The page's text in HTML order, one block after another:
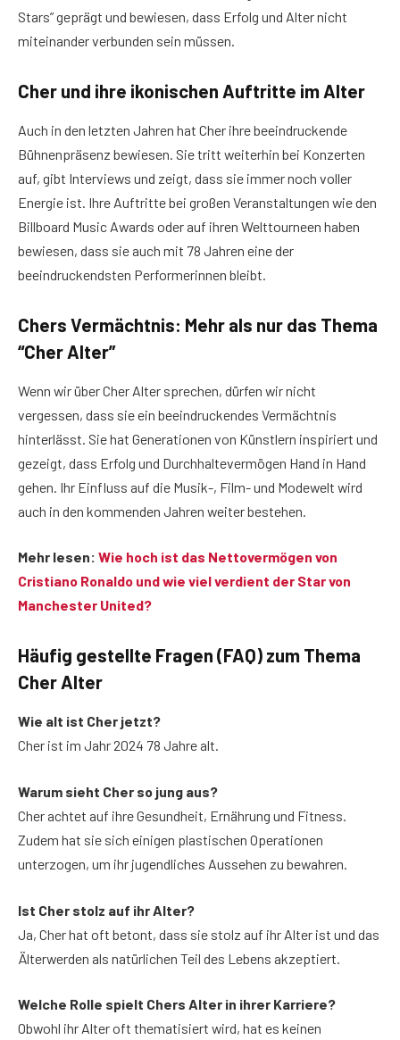
Stars” geprägt und bewiesen, dass Erfolg und Alter nicht
miteinander verbunden sein müssen.
Cher und ihre ikonischen Auftritte im Alter
Auch in den letzten Jahren hat Cher ihre beeindruckende
Bühnenpräsenz bewiesen. Sie tritt weiterhin bei Konzerten
auf, gibt Interviews und zeigt, dass sie immer noch voller
Energie ist. Ihre Auftritte bei großen Veranstaltungen wie den
Billboard Music Awards oder auf ihren Welttourneen haben
bewiesen, dass sie auch mit 78 Jahren eine der
beeindruckendsten Performerinnen bleibt.
Chers Vermächtnis: Mehr als nur das Thema
“Cher Alter”
Wenn wir über Cher Alter sprechen, dürfen wir nicht
vergessen, dass sie ein beeindruckendes Vermächtnis
hinterlässt. Sie hat Generationen von Künstlern inspiriert und
gezeigt, dass Erfolg und Durchhaltevermögen Hand in Hand
gehen. Ihr Einfluss auf die Musik-, Film- und Modewelt wird
auch in den kommenden Jahren weiter bestehen.
Mehr lesen: Wie hoch ist das Nettovermögen von
Cristiano Ronaldo und wie viel verdient der Star von
Manchester United?
Häufig gestellte Fragen (FAQ) zum Thema
Cher Alter
Wie alt ist Cher jetzt?
Cher ist im Jahr 2024 78 Jahre alt.
Warum sieht Cher so jung aus?
Cher achtet auf ihre Gesundheit, Ernährung und Fitness.
Zudem hat sie sich einigen plastischen Operationen
unterzogen, um ihr jugendliches Aussehen zu bewahren.
Ist Cher stolz auf ihr Alter?
Ja, Cher hat oft betont, dass sie stolz auf ihr Alter ist und das
Älterwerden als natürlichen Teil des Lebens akzeptiert.
Welche Rolle spielt Chers Alter in ihrer Karriere?
Obwohl ihr Alter oft thematisiert wird, hat es keinen